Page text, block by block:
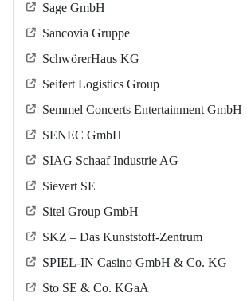
Sage GmbH
Sancovia Gruppe
SchwörerHaus KG
Seifert Logistics Group
Semmel Concerts Entertainment GmbH
SENEC GmbH
SIAG Schaaf Industrie AG
Sievert SE
Sitel Group GmbH
SKZ – Das Kunststoff-Zentrum
SPIEL-IN Casino GmbH & Co. KG
Sto SE & Co. KGaA